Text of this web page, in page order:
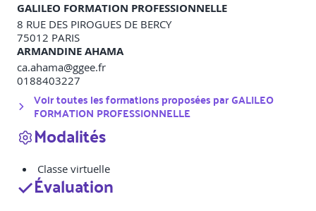
GALILEO FORMATION PROFESSIONNELLE
8 RUE DES PIROGUES DE BERCY
75012 PARIS
ARMANDINE AHAMA
ca.ahama@ggee.fr
0188403227
Voir toutes les formations proposées parGALILEO
FORMATION PROFESSIONNELLE
Modalités
Classe virtuelle
Évaluation